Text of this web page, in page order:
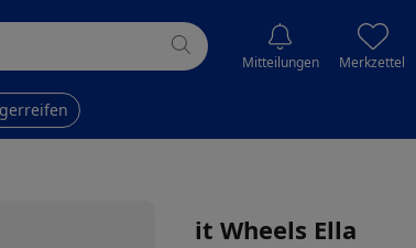
Mitteilungen Merkzettel
it Wheels Ella